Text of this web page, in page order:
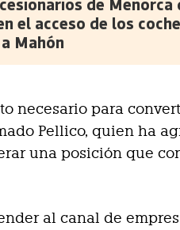
el acceso de los
Mahón
necesario para
Pellico, quien ha
una posición que
al canal de